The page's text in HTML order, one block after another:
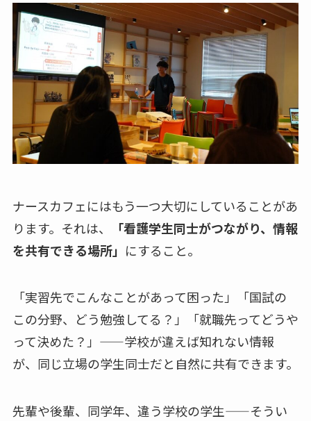
ナースカフェにはもう一つ大切にしていることがあ
ります。それは、
「看護学生同士がつながり、情報
を共有できる場所」 にすること。
「実習先でこんなことがあって困った」「国試の
この分野、どう勉強してる？」「就職先ってどうや
って決めた？」——学校が違えば知れない情報
が、同じ立場の学生同士だと自然に共有できます。
先輩や後輩、同学年、違う学校の学生——そうい